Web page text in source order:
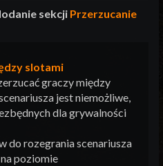
sekcji Przerzucanie
slotami
graczy między
jest niemożliwe,
dla grywalności
do rozegrania scenariusza
poziomie